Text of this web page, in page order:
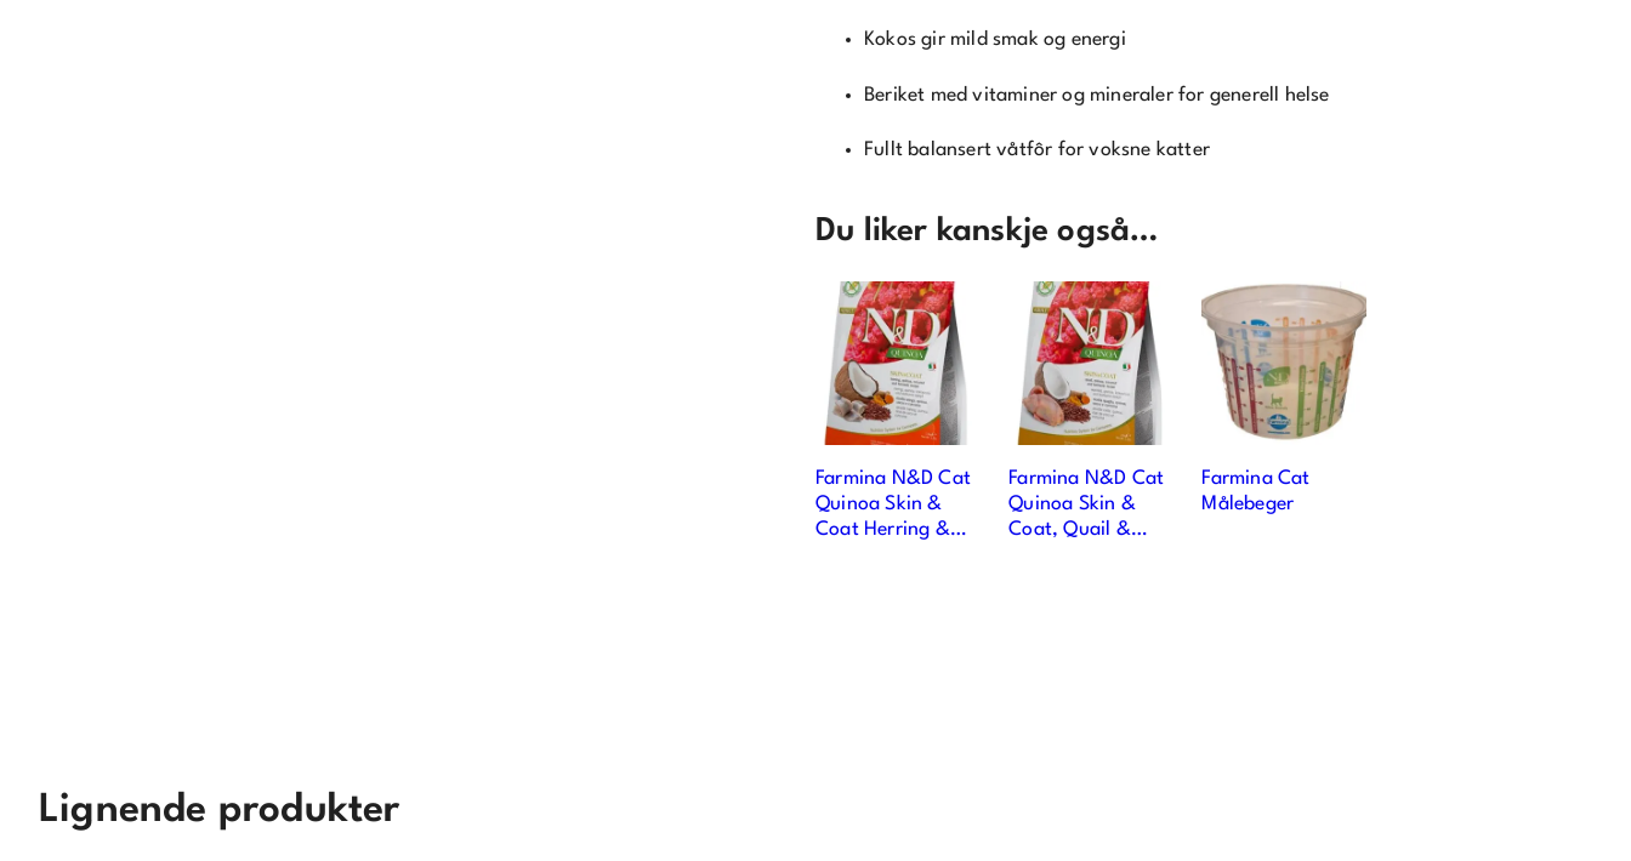
Kokos gir mild smak og energi
Beriket med vitaminer og mineraler for generell helse
Fullt balansert våtfôr for voksne katter
Du liker kanskje også…
Farmina N&D Cat
Quinoa Skin &
Coat Herring &
Farmina N&D Cat
Quinoa Skin &
Coat, Quail &
Farmina Cat
Målebeger
Lignende produkter